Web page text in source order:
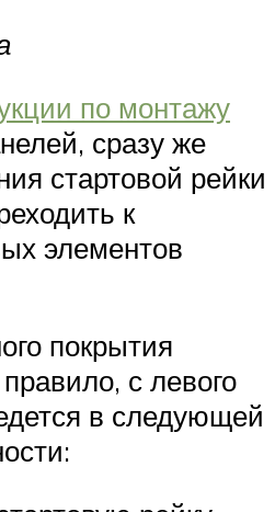
по монтажу
сразу же
стартовой рейки
к
элементов
покрытия
с левого
в следующей